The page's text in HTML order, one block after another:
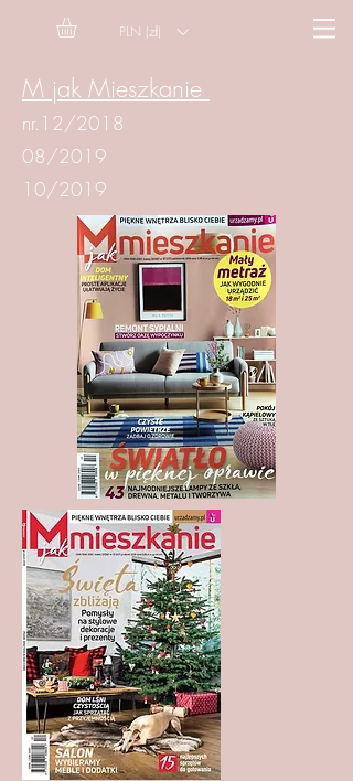
PLN (zł)
M jak Mieszkanie
nr.12/2018
08/2019
10/2019